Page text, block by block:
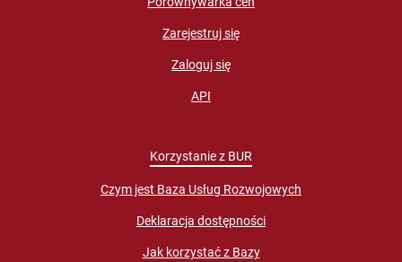
Zarejestruj się
Zaloguj się
API
Korzystanie z BUR
Czym jest Baza Usług Rozwojowych
Deklaracja dostępności
Jak korzystać z Bazy